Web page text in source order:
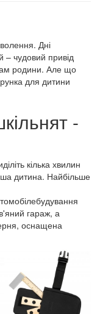
Дні
– чудовий привід
родини. Але що
для дитини
-
кілька хвилин
дитина. Найбільше
гараж, а
оснащена